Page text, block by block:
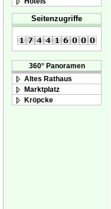
Seitenzugriffe
360° Panoramen
Altes Rathaus
Marktplatz
Kröpcke